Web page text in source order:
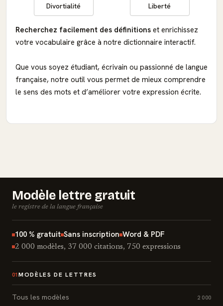
Divortialité Liberté
Recherchez facilement des définitions et enrichissez
votre vocabulaire grâce à notre dictionnaire interactif.
Que vous soyez étudiant, écrivain ou passionné de langue
française, notre outil vous permet de mieux comprendre
le sens des mots et d’améliorer votre expression écrite.
Modèle lettre gratuit
le registre de la langue française
100 % gratuit Sans inscription Word & PDF
2 000 modèles, 37 000 citations, 750 expressions
01 MODÈLES DE LETTRES
Tous les modèles 2 000